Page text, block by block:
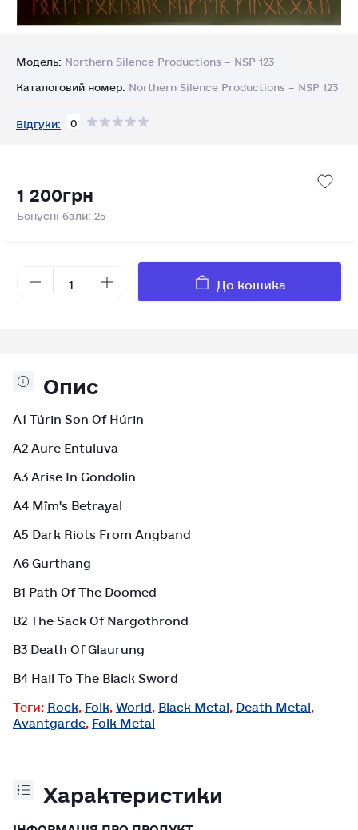
Модель: Northern Silence Productions – NSP 123
Каталоговий номер: Northern Silence Productions – NSP 123
Відгуки: 0
1 200грн
Бонусні бали: 25
До кошика
Опис
A1 Túrin Son Of Húrin
A2 Aure Entuluva
A3 Arise In Gondolin
A4 Mîm's Betrayal
A5 Dark Riots From Angband
A6 Gurthang
B1 Path Of The Doomed
B2 The Sack Of Nargothrond
B3 Death Of Glaurung
B4 Hail To The Black Sword
Теги:Rock Folk World Black Metal Death Metal
Avantgarde,Folk Metal
Характеристики